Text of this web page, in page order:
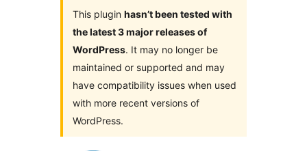
This plugin hasn’t been tested with
the latest 3 major releases of
WordPress. It may no longer be
maintained or supported and may
have compatibility issues when used
with more recent versions of
WordPress.